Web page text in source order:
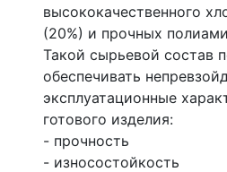
высококачественного
(20%) и прочных
Такой сырьевой состав
обеспечивать
эксплуатационные
готового изделия:
- прочность
- износостойкость